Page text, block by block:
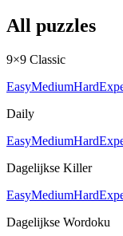
All puzzles
9×9 Classic
EasyMediumHard
Daily
EasyMediumHard
Dagelijkse Killer
EasyMediumHard
Dagelijkse Wordoku